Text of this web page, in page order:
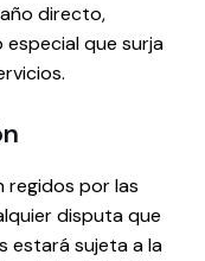
directo,
que surja
regidos por las
disputa que
estará sujeta a la